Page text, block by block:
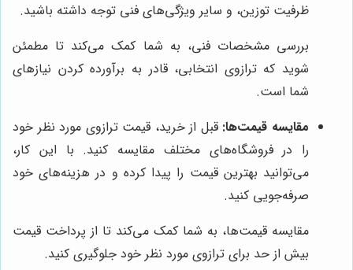
ظرفیت توزین، و سایر ویژگی‌های فنی توجه داشته باشید.
بررسی مشخصات فنی، به شما کمک می‌کند تا مطمئن
شوید که ترازوی انتخابی، قادر به برآورده کردن نیازهای
شما است.
مقایسه قیمت‌ها: قبل از خرید، قیمت ترازوی مورد نظر خود
را در فروشگاه‌های مختلف مقایسه کنید. با این کار،
می‌توانید بهترین قیمت را پیدا کرده و در هزینه‌های خود
صرفه‌جویی کنید.
مقایسه قیمت‌ها، به شما کمک می‌کند تا از پرداخت قیمت
بیش از حد برای ترازوی مورد نظر خود جلوگیری کنید.